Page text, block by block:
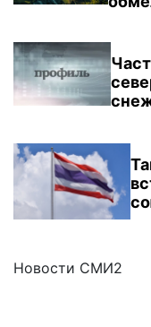
Новости СМИ2